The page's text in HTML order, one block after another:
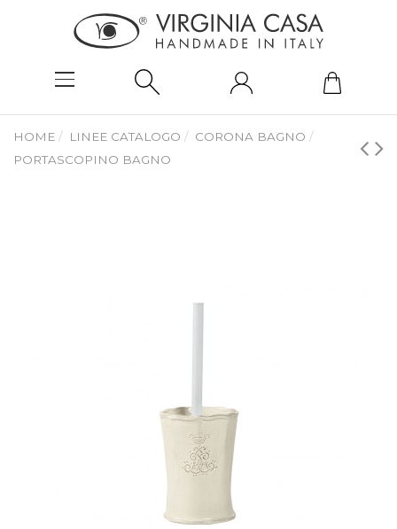
HOME LINEE CATALOGO
CORONA BAGNO
PORTASCOPINO BAGNO